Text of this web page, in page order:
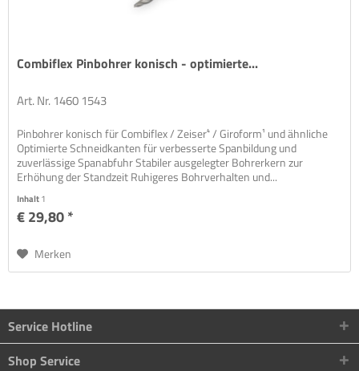
Combiflex Pinbohrer konisch - optimierte...
Art. Nr. 1460 1543
Pinbohrer konisch für Combiflex / Zeiser⁴ / Giroform¹ und ähnliche
Optimierte Schneidkanten für verbesserte Spanbildung und
zuverlässige Spanabfuhr Stabiler ausgelegter Bohrerkern zur
Erhöhung der Standzeit Ruhigeres Bohrverhalten und...
Inhalt1
€ 29,80 *
Merken
Service Hotline
Shop Service